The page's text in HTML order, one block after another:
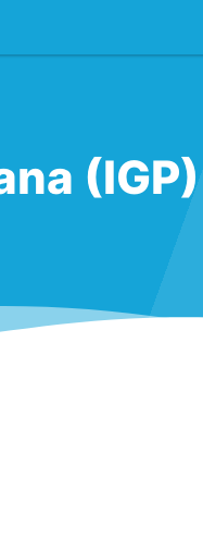
(IGP)